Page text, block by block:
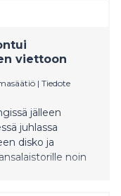
viettoon
| Tiedote
jälleen
juhlassa
disko ja
noin